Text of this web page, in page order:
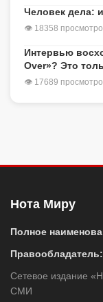
Человек дела:
👁 18358
Интервью
Over»? Это
👁 17689
Нота Миру
Полное
Правообладатель:
Сетевое издание
СМИ